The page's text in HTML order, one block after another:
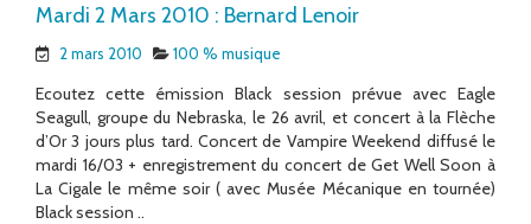
Mardi 2 Mars 2010 : Bernard Lenoir
2 mars 2010 100 % musique
Ecoutez cette émission Black session prévue avec Eagle
Seagull, groupe du Nebraska, le 26 avril, et concert à la Flèche
d’Or 3 jours plus tard. Concert de Vampire Weekend diffusé le
mardi 16/03 + enregistrement du concert de Get Well Soon à
La Cigale le même soir ( avec Musée Mécanique en tournée)
Black session ..